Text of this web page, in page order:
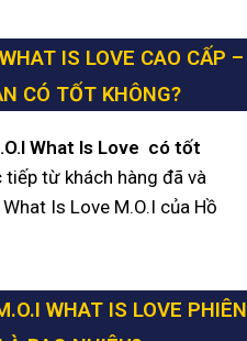
IS LOVE CAO CẤP –
CÓ TỐT KHÔNG?
What Is Love có tốt
từ khách hàng đã và
Is Love M.O.I của Hồ
WHAT IS LOVE PHIÊN